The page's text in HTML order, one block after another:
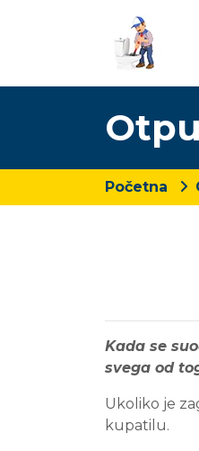
Početna
Kada se
svega od
Ukoliko je
kupatilu.